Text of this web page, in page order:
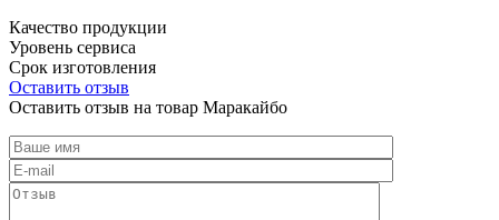
Качество продукции
Уровень сервиса
Срок изготовления
Оставить отзыв
Оставить отзыв на товар Маракайбо